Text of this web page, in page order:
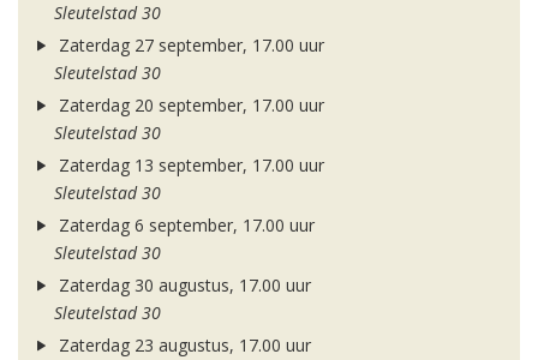
Sleutelstad 30
Zaterdag 27 september, 17.00 uur
Sleutelstad 30
Zaterdag 20 september, 17.00 uur
Sleutelstad 30
Zaterdag 13 september, 17.00 uur
Sleutelstad 30
Zaterdag 6 september, 17.00 uur
Sleutelstad 30
Zaterdag 30 augustus, 17.00 uur
Sleutelstad 30
Zaterdag 23 augustus, 17.00 uur